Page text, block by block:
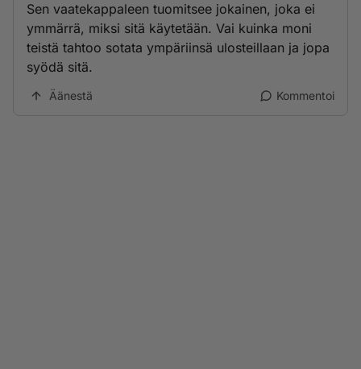
Sen vaatekappaleen tuomitsee jokainen, joka ei
ymmärrä, miksi sitä käytetään. Vai kuinka moni
teistä tahtoo sotata ympäriinsä ulosteillaan ja jopa
syödä sitä.
Äänestä Kommentoi